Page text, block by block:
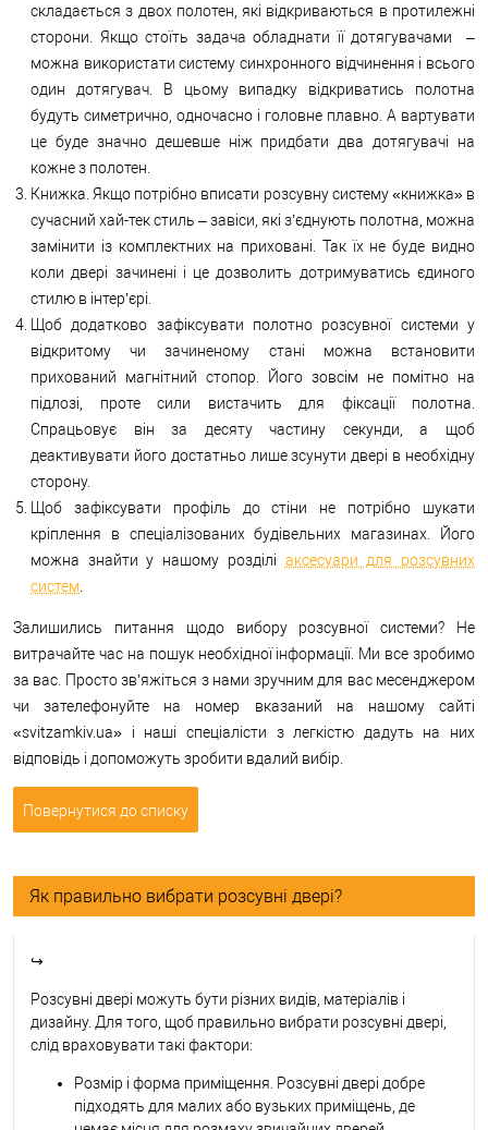
складається з двох полотен, які відкриваються в протилежні
сторони. Якщо стоїть задача обладнати її дотягувачами –
можна використати систему синхронного відчинення і всього
один дотягувач. В цьому випадку відкриватись полотна
будуть симетрично, одночасно і головне плавно. А вартувати
це буде значно дешевше ніж придбати два дотягувачі на
кожне з полотен.
Книжка. Якщо потрібно вписати розсувну систему «книжка» в
сучасний хай-тек стиль – завіси, які з’єднують полотна, можна
замінити із комплектних на приховані. Так їх не буде видно
коли двері зачинені і це дозволить дотримуватись єдиного
стилю в інтер’єрі.
Щоб додатково зафіксувати полотно розсувної системи у
відкритому чи зачиненому стані можна встановити
прихований магнітний стопор. Його зовсім не помітно на
підлозі, проте сили вистачить для фіксації полотна.
Спрацьовує він за десяту частину секунди, а щоб
деактивувати його достатньо лише зсунути двері в необхідну
сторону.
Щоб зафіксувати профіль до стіни не потрібно шукати
кріплення в спеціалізованих будівельних магазинах. Його
можна знайти у нашому розділі аксесуари для розсувних
систем
Залишились питання щодо вибору розсувної системи? Не
витрачайте час на пошук необхідної інформації. Ми все зробимо
за вас. Просто зв’яжіться з нами зручним для вас месенджером
чи зателефонуйте на номер вказаний на нашому сайті
«svitzamkiv.ua» і наші спеціалісти з легкістю дадуть на них
відповідь і допоможуть зробити вдалий вибір.
Повернутися до списку
Як правильно вибрати розсувні двері?
↪
Розсувні двері можуть бути різних видів, матеріалів і
дизайну. Для того, щоб правильно вибрати розсувні двері,
слід враховувати такі фактори:
Розмір і форма приміщення. Розсувні двері добре
підходять для малих або вузьких приміщень, де